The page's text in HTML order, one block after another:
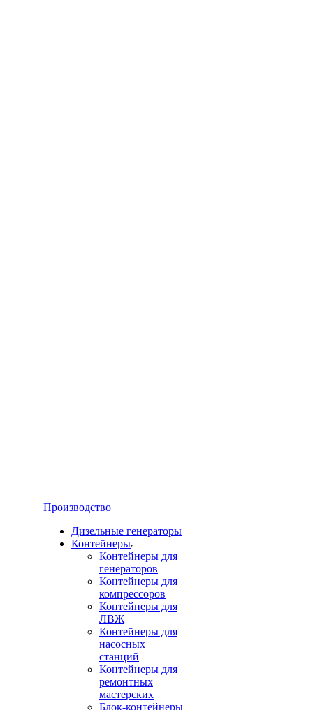
Производство
Дизельные генераторы
Контейнеры
Контейнеры для
генераторов
Контейнеры для
компрессоров
Контейнеры для
ЛВЖ
Контейнеры для
насосных
станций
Контейнеры для
ремонтных
мастерских
Блок-контейнеры